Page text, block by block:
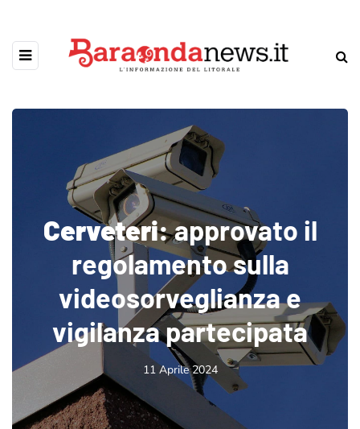
Cerveteri:approvato il
regolamento sulla
videosorveglianza e
vigilanza partecipata
11 Aprile 2024